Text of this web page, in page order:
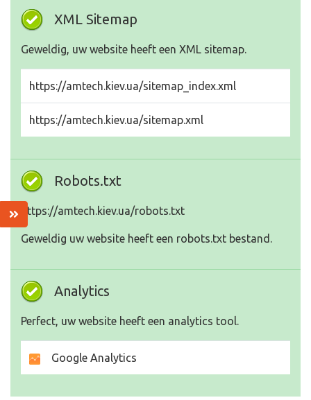
XML Sitemap
Geweldig, uw website heeft een XML sitemap.
https://amtech.kiev.ua/sitemap_index.xml
https://amtech.kiev.ua/sitemap.xml
Robots.txt
https://amtech.kiev.ua/robots.txt
Geweldig uw website heeft een robots.txt bestand.
Analytics
Perfect, uw website heeft een analytics tool.
Google Analytics